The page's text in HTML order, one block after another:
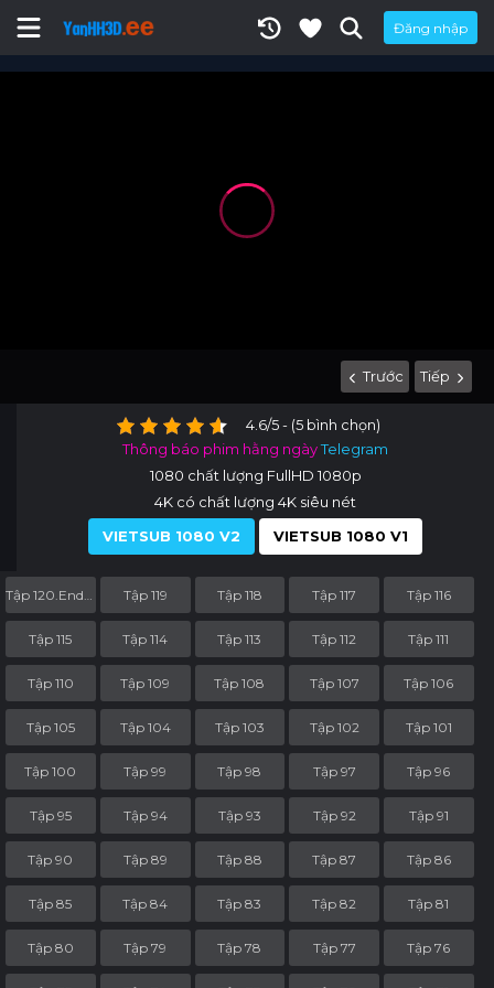
Đăng nhập
Trước Tiếp
4.6/5 - (5 bình chọn)
Thông báo phim hằng ngàyTelegram
1080 chất lượng FullHD 1080p
4K có chất lượng 4K siêu nét
VIETSUB 1080 V2
VIETSUB 1080 V1
Tập 119 Tập 118 Tập 117 Tập 116
Tập 115 Tập 114 Tập 113 Tập 112 Tập 111
Tập 110 Tập 109 Tập 108 Tập 107 Tập 106
Tập 105 Tập 104 Tập 103 Tập 102 Tập 101
Tập 100 Tập 99 Tập 98 Tập 97 Tập 96
Tập 95 Tập 94 Tập 93 Tập 92 Tập 91
Tập 90 Tập 89 Tập 88 Tập 87 Tập 86
Tập 85 Tập 84 Tập 83 Tập 82 Tập 81
Tập 80 Tập 79 Tập 78 Tập 77 Tập 76